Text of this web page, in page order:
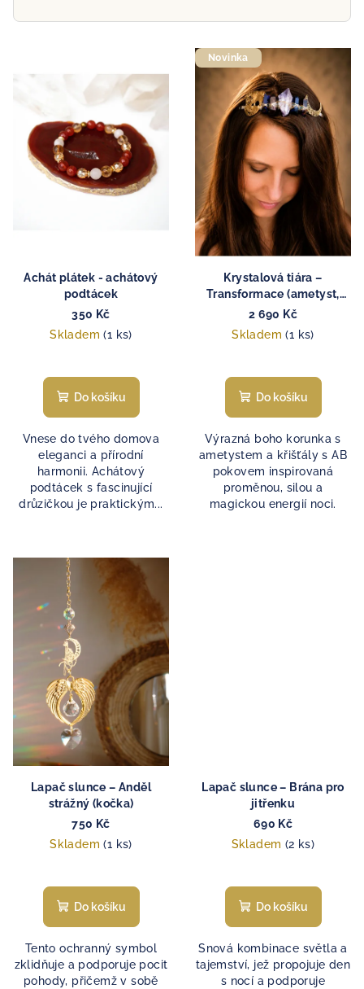
Achát plátek - achátový
podtácek
350 Kč
Skladem(1 ks)
Do košíku
Vnese do tvého domova
eleganci a přírodní
harmonii. Achátový
podtácek s fascinující
drůzičkou je praktickým...
Novinka
Krystalová tiára –
Transformace (ametyst,
křišťál)
2 690 Kč
Skladem(1 ks)
Do košíku
Výrazná boho korunka s
ametystem a křišťály s AB
pokovem inspirovaná
proměnou, silou a
magickou energií noci.
Lapač slunce – Anděl
strážný (kočka)
750 Kč
Skladem(1 ks)
Do košíku
Tento ochranný symbol
zklidňuje a podporuje pocit
pohody, přičemž v sobě
Lapač slunce – Brána pro
jitřenku
690 Kč
Skladem (2 ks)
Do košíku
Snová kombinace světla a
tajemství, jež propojuje den
s nocí a podporuje